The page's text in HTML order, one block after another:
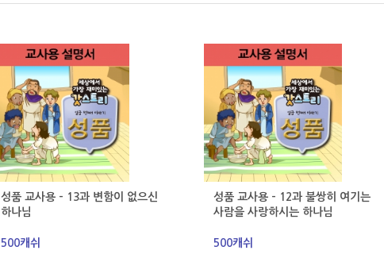
성품 교사용 - 13과 변함이 없으신
하나님
500캐쉬
성품 교사용 - 12과 불쌍히 여기는
사람을 사랑하시는 하나님
500캐쉬